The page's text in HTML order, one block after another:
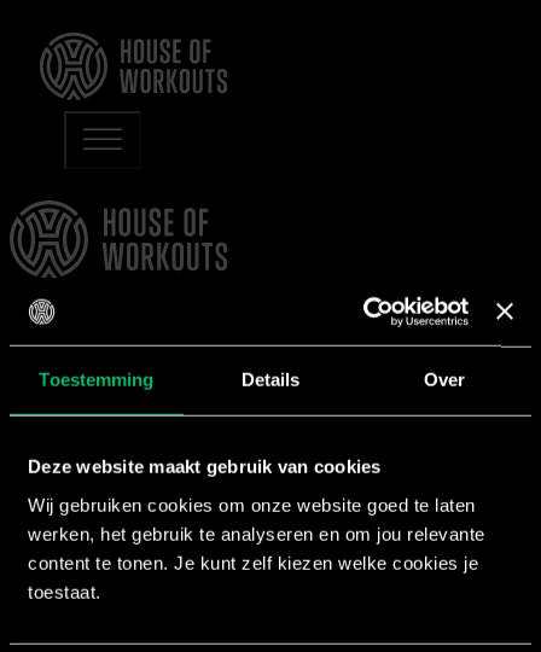
Toestemming Details Over
Deze website maakt gebruik van cookies
Wij gebruiken cookies om onze website goed te laten
werken, het gebruik te analyseren en om jou relevante
content te tonen. Je kunt zelf kiezen welke cookies je
toestaat.
Al ruim 20 jaar werken wij bij House of Workouts aan het
verwezenlijken van onze missie om
creëren waar kwaliteit, resultaat en FUN centraal
Workouts
XCORE®
SclptCycle®